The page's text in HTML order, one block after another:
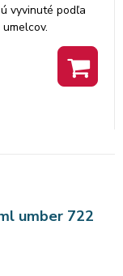
vyvinuté podľa
arabskej gumy a
jemne
priľnavosť a
nespočetné
umber 722